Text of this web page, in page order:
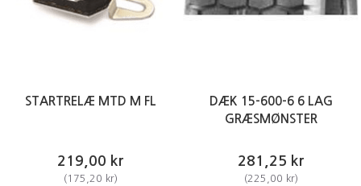
STARTRELÆ MTD M FL
219,00 kr
( 175,20 kr)
DÆK 15-600-6 6 LAG
GRÆSMØNSTER
281,25 kr
(225,00 kr)